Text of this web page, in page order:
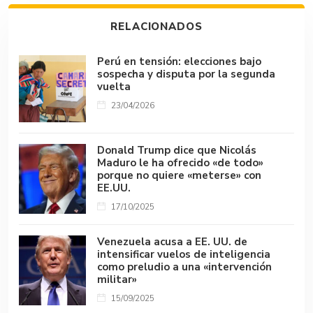
ok p
p
s n tir
RELACIONADOS
Perú en tensión: elecciones bajo
sospecha y disputa por la segunda
vuelta
23/04/2026
Donald Trump dice que Nicolás
Maduro le ha ofrecido «de todo»
porque no quiere «meterse» con
EE.UU.
17/10/2025
Venezuela acusa a EE. UU. de
intensificar vuelos de inteligencia
como preludio a una «intervención
militar»
15/09/2025